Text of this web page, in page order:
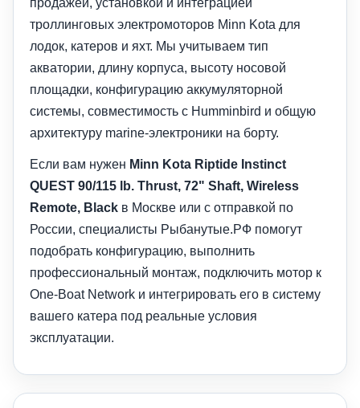
троллинговых электромоторов Minn Kota для
лодок, катеров и яхт. Мы учитываем тип
акватории, длину корпуса, высоту носовой
площадки, конфигурацию аккумуляторной
системы, совместимость с Humminbird и общую
архитектуру marine-электроники на борту.
Если вам нужен Minn Kota Riptide Instinct
QUEST 90/115 lb. Thrust, 72" Shaft, Wireless
Remote, Black в Москве или с отправкой по
России, специалисты Рыбанутые.РФ помогут
подобрать конфигурацию, выполнить
профессиональный монтаж, подключить мотор к
One-Boat Network и интегрировать его в систему
вашего катера под реальные условия
эксплуатации.